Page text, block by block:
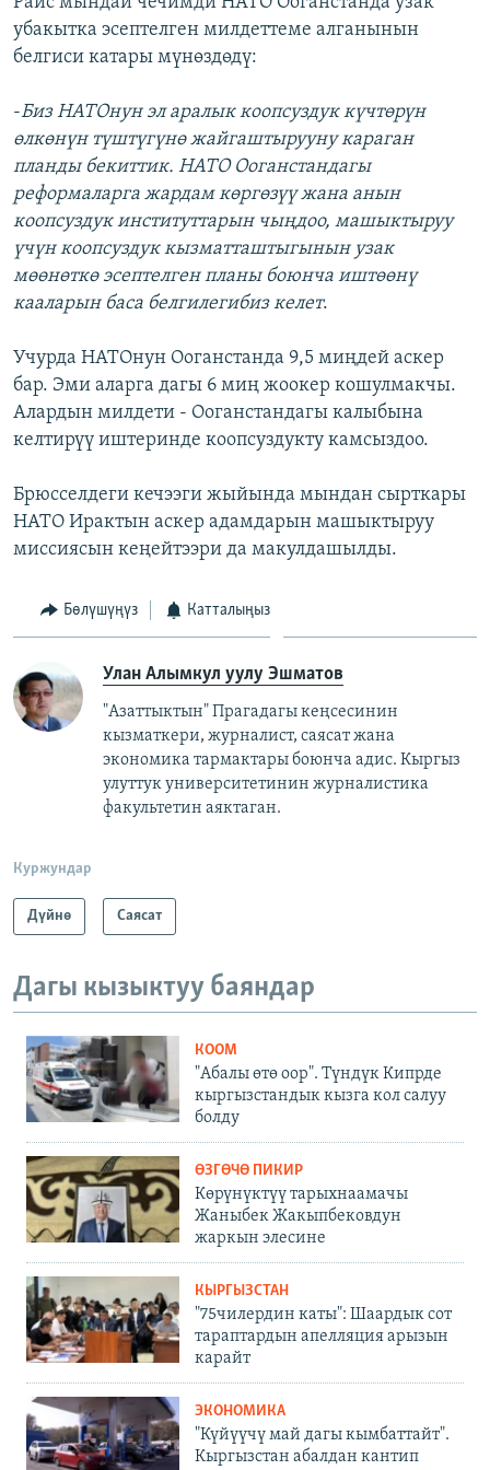
убакытка эсептелген милдеттеме алганынын
белгиси катары мүнөздөдү:
-Биз НАТОнун эл аралык коопсуздук күчтөрүн
өлкөнүн түштүгүнө жайгаштырууну караган
планды бекиттик. НАТО Ооганстандагы
реформаларга жардам көргөзүү жана анын
коопсуздук институттарын чыңдоо, машыктыруу
үчүн коопсуздук кызматташтыгынын узак
мөөнөткө эсептелген планы боюнча иштөөнү
кааларын баса белгилегибиз келет.
Учурда НАТОнун Ооганстанда 9,5 миңдей аскер
бар. Эми аларга дагы 6 миң жоокер кошулмакчы.
Алардын милдети - Ооганстандагы калыбына
келтирүү иштеринде коопсуздукту камсыздоо.
Брюсселдеги кечээги жыйында мындан сырткары
НАТО Ирактын аскер адамдарын машыктыруу
миссиясын кеңейтээри да макулдашылды.
Бөлүшүңүз Катталыңыз
Улан Алымкул уулу Эшматов
"Азаттыктын" Прагадагы кеңсесинин
кызматкери, журналист, саясат жана
экономика тармактары боюнча адис. Кыргыз
улуттук университетинин журналистика
факультетин аяктаган.
Куржундар
Дүйнө Саясат
Дагы кызыктуу баяндар
КООМ
"Абалы өтө оор". Түндүк Кипрде
кыргызстандык кызга кол салуу
болду
ӨЗГӨЧӨ ПИКИР
Көрүнүктүү тарыхнаамачы
Жаныбек Жакыпбековдун
жаркын элесине
КЫРГЫЗСТАН
"75чилердин каты": Шаардык сот
тараптардын апелляция арызын
карайт
ЭКОНОМИКА
"Күйүүчү май дагы кымбаттайт".
Кыргызстан абалдан кантип